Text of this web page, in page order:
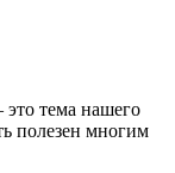
это тема нашего
полезен многим